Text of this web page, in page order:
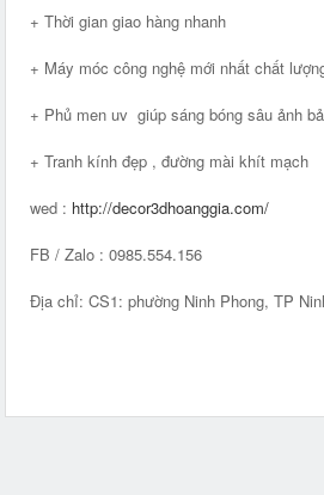
+ Thời gian giao hàng nhanh
+ Máy móc công nghệ mới nhất chất
+ Phủ men uv giúp sáng bóng sâu ảnh
+ Tranh kính đẹp , đường mài khít mạch
wed : http://decor3dhoanggia.com/
FB / Zalo : 0985.554.156
Địa chỉ: CS1: phường Ninh Phong, TP